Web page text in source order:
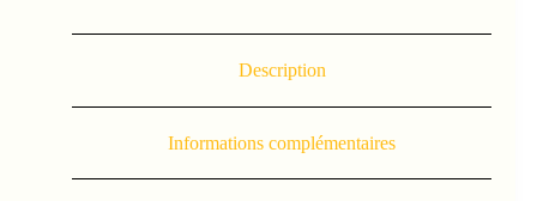
Description
Informations complémentaires